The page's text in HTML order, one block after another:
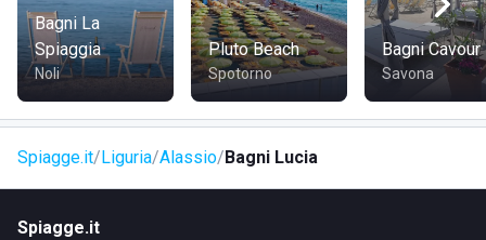
ricca di storia e cultura.
Fate tappa anche nella bella Savona, qui le attrazioni
turistiche sono tantissime e magari approfittate per fare
shopping nei suoi tanti negozi e botteghe.
Bagni La
Spiaggia
Noli
Pluto Beach
Spotorno
Bagni Cavour
Savona
Spiagge.it Liguria Alassio Bagni Lucia
Spiagge.it